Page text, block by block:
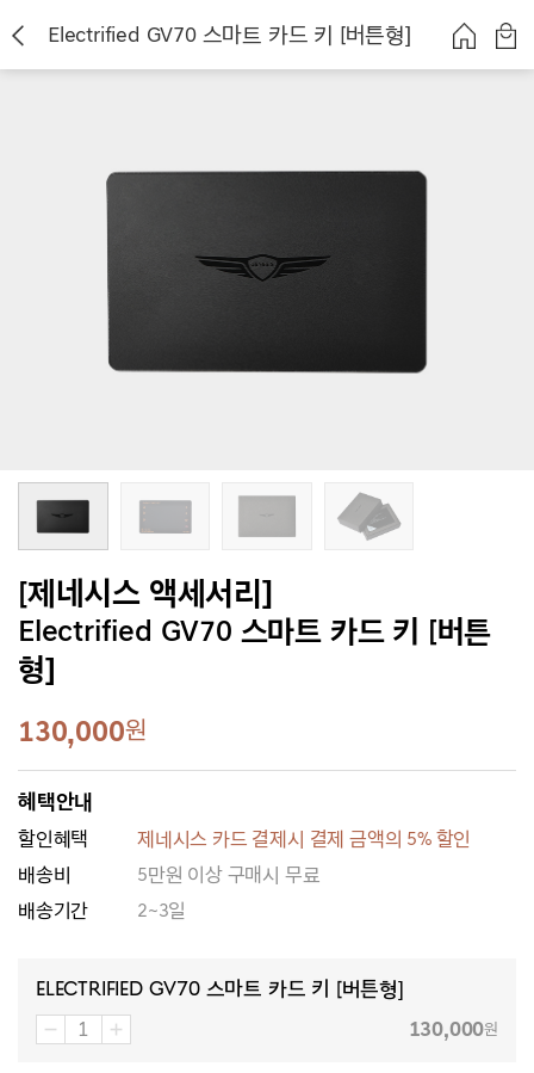
Electrified GV70 스마트 카드 키 [버튼형]
[제네시스 액세서리]
Electrified GV70 스마트 카드 키 [버튼
형]
130,000원
혜택안내
할인혜택
제네시스 카드 결제시 결제 금액의 5% 할인
배송비
5만원 이상 구매시 무료
배송기간
2~3일
Electrified GV70 스마트 카드 키 [버튼형]
130,000원